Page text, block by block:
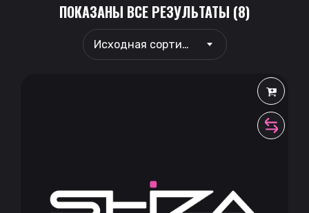
ПОКАЗАНЫ ВСЕ РЕЗУЛЬТАТЫ (8)
Исходная сортировка